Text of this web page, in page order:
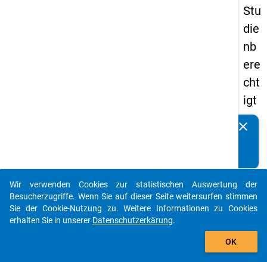
Stu
die
nb
ere
cht
igt
en
s
20
12
clear
auto_stories
add_shopping_cart
Wir verwenden Cookies zur statistischen Auswertung der
Besucherzugriffe. Wenn Sie auf dieser Seite weitersurfen stimmen
Sie der Cookie-Nutzung zu. Weitere Informationen zu Cookies
erhalten Sie in unserer Datenschutzerkärung.
OK